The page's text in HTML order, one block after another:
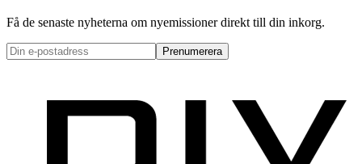
Få de senaste nyheterna om nyemissioner direkt till din inkorg.
Prenumerera